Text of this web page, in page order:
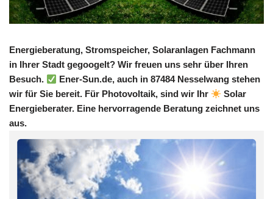
Energieberatung, Stromspeicher, Solaranlagen Fachmann
in Ihrer Stadt gegoogelt? Wir freuen uns sehr über Ihren
Besuch.
Ener-Sun.de, auch in 87484 Nesselwang stehen
wir für Sie bereit. Für Photovoltaik, sind wir Ihr
Solar
Energieberater. Eine hervorragende Beratung zeichnet uns
aus.